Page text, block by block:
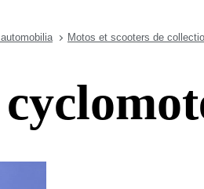
Motos et scooters de